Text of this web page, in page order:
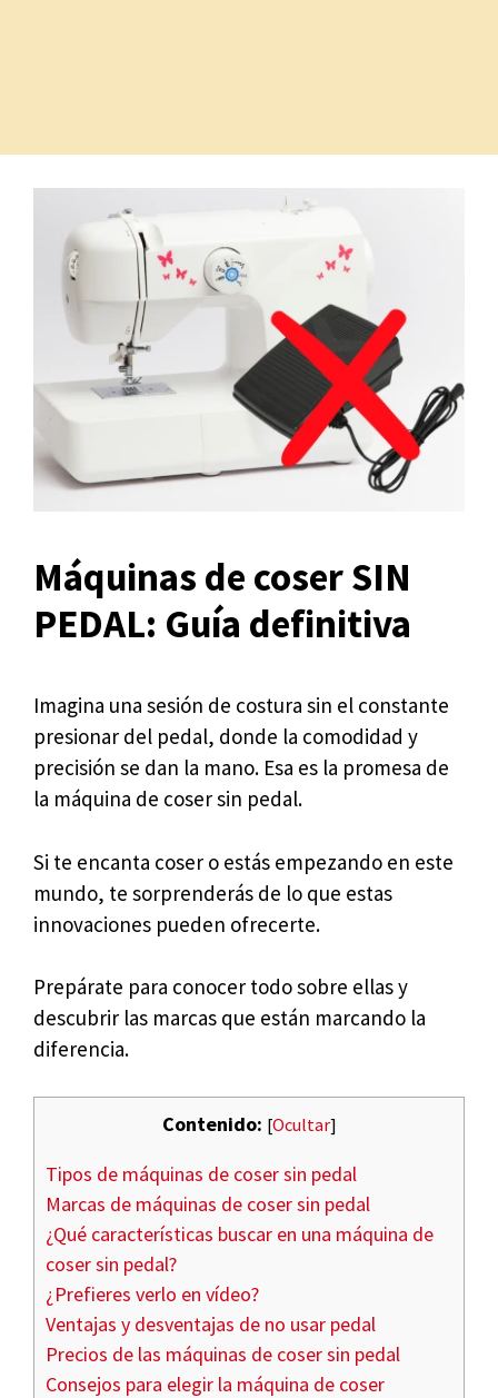
Máquinas de coser SIN
PEDAL: Guía definitiva
Imagina una sesión de costura sin el constante
presionar del pedal, donde la comodidad y
precisión se dan la mano. Esa es la promesa de
la máquina de coser sin pedal.
Si te encanta coser o estás empezando en este
mundo, te sorprenderás de lo que estas
innovaciones pueden ofrecerte.
Prepárate para conocer todo sobre ellas y
descubrir las marcas que están marcando la
diferencia.
Contenido: [Ocultar]
Tipos de máquinas de coser sin pedal
Marcas de máquinas de coser sin pedal
¿Qué características buscar en una máquina de
coser sin pedal?
¿Prefieres verlo en vídeo?
Ventajas y desventajas de no usar pedal
Precios de las máquinas de coser sin pedal
Consejos para elegir la máquina de coser